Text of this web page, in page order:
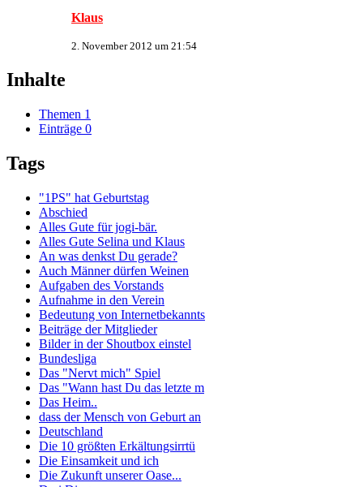
Klaus
2. November 2012 um 21:54
Inhalte
Themen 1
Einträge 0
Tags
"1PS" hat Geburtstag
Abschied
Alles Gute für jogi-bär.
Alles Gute Selina und Klaus
An was denkst Du gerade?
Auch Männer dürfen Weinen
Aufgaben des Vorstands
Aufnahme in den Verein
Bedeutung von Internetbekannts
Beiträge der Mitglieder
Bilder in der Shoutbox einstel
Bundesliga
Das "Nervt mich" Spiel
Das "Wann hast Du das letzte m
Das Heim..
dass der Mensch von Geburt an
Deutschland
Die 10 größten Erkältungsirrtü
Die Einsamkeit und ich
Die Zukunft unserer Oase...